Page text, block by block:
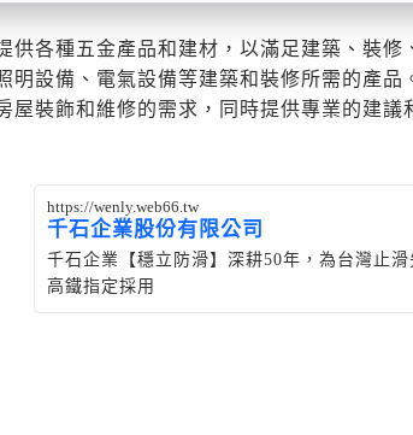
供各種五金產品和建材，以滿足建築、裝
明設備、電氣設備等建築和裝修所需的產
屋裝飾和維修的需求，同時提供專業的建
https://wenly.web66.tw
千石企業股份有限公司
千石企業【穩立防滑】深耕50年，為台灣止
高鐵指定採用